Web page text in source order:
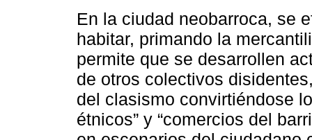
En la ciudad neobarroca, se
habitar, primando la
permite que se desarrollen
de otros colectivos
del clasismo convirtiéndose
étnicos” y “comercios del